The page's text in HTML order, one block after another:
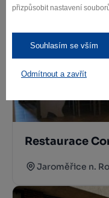
přizpůsobit nastavení
Souhlasím se vším
Odmítnout a zavřít
Jaromeřice n.
Restaurace
Jaroměřice n.